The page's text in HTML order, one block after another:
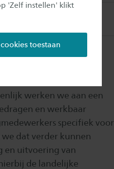
'Zelf instellen' klikt
toestaan
werken we aan een
en werkbaar
specifiek voor
dat verder kunnen
en uitvoering van
de landelijke